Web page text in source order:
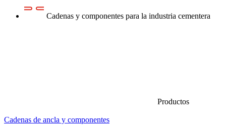
Cadenas y componentes para la industria cementera
Productos
Cadenas de ancla y componentes